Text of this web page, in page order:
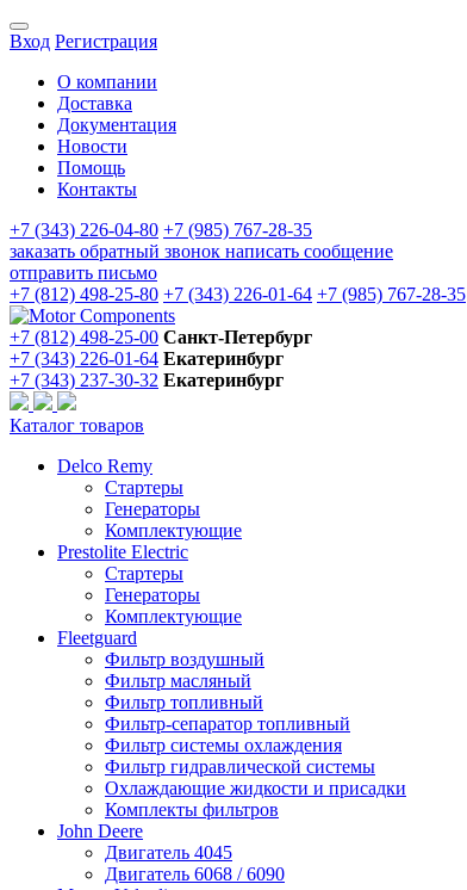
Вход Регистрация
О компании
Доставка
Документация
Новости
Помощь
Контакты
+7 (343) 226-04-80 +7 (985) 767-28-35
заказать обратный звонок написать сообщение
отправить письмо
+7 (812) 498-25-80 +7 (343) 226-01-64 +7 (985) 767-28-35
+7 (812) 498-25-00 Санкт-Петербург
+7 (343) 226-01-64 Екатеринбург
+7 (343) 237-30-32 Екатеринбург
Каталог товаров
Delco Remy
Стартеры
Генераторы
Комплектующие
Prestolite Electric
Стартеры
Генераторы
Комплектующие
Fleetguard
Фильтр воздушный
Фильтр масляный
Фильтр топливный
Фильтр-сепаратор топливный
Фильтр системы охлаждения
Фильтр гидравлической системы
Охлаждающие жидкости и присадки
Комплекты фильтров
John Deere
Двигатель 4045
Двигатель 6068 / 6090